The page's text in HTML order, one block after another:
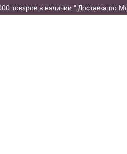
товаров в наличии " Доставка по